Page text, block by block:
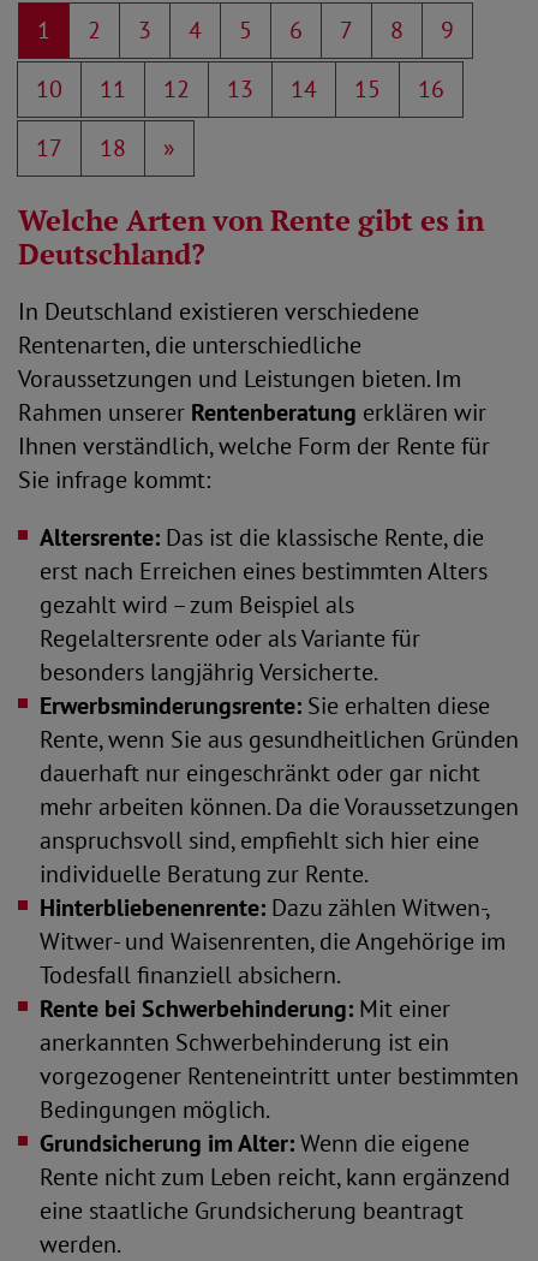
1 2 3 4 5 6 7 8
9
10
11 12 13 14 15
16
17
18 »
Welche Arten von Rente gibt es in
Deutschland?
In Deutschland existieren verschiedene
Rentenarten, die unterschiedliche
Voraussetzungen und Leistungen bieten. Im
Rahmen unserer Rentenberatung erklären wir
Ihnen verständlich, welche Form der Rente für
Sie infrage kommt:
Altersrente: Das ist die klassische Rente, die
erst nach Erreichen eines bestimmten Alters
gezahlt wird – zum Beispiel als
Regelaltersrente oder als Variante für
besonders langjährig Versicherte.
Erwerbsminderungsrente: Sie erhalten diese
Rente, wenn Sie aus gesundheitlichen Gründen
dauerhaft nur eingeschränkt oder gar nicht
mehr arbeiten können. Da die Voraussetzungen
anspruchsvoll sind, empfiehlt sich hier eine
individuelle Beratung zur Rente.
Hinterbliebenenrente: Dazu zählen Witwen-,
Witwer- und Waisenrenten, die Angehörige im
Todesfall finanziell absichern.
Rente bei Schwerbehinderung: Mit einer
anerkannten Schwerbehinderung ist ein
vorgezogener Renteneintritt unter bestimmten
Bedingungen möglich.
Grundsicherung im Alter:Wenn die eigene
Rente nicht zum Leben reicht, kann ergänzend
eine staatliche Grundsicherung beantragt
werden.